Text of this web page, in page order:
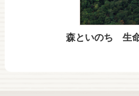
森といのち 生